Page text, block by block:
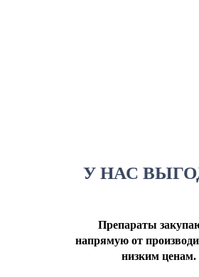
У НАС
Препараты
напрямую от
низким ценам.